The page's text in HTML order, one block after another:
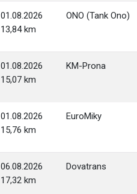
01.08.2026
13,84 km
ONO (Tank Ono)
01.08.2026
15,07 km
KM-Prona
01.08.2026
15,76 km
EuroMiky
06.08.2026
17,32 km
Dovatrans